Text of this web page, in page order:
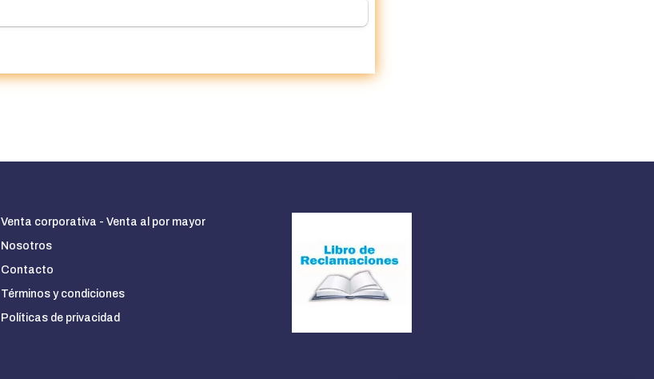
Venta corporativa - Venta al por mayor
Nosotros
Contacto
Términos y condiciones
Políticas de privacidad